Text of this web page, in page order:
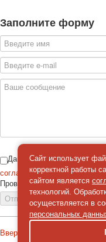
Заполните форму
Даю
согласиена обработку
Проверка*
Отправить сообщение
Вверх
Сайт использует
корректной работы
сайтом является
технологий.
осуществляется в
персональных